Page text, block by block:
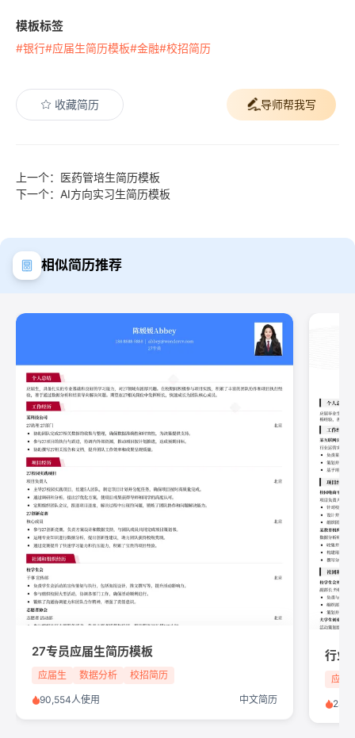
模板标签
#银行#应届生简历模板#金融#校招简历
收藏简历 导师帮我写
上一个：医药管培生简历模板
下一个：AI方向实习生简历模板
相似简历推荐
27专员应届生简历模板
应届生 数据分析 校招简历
90,554人使用 中文简历
行业
应届